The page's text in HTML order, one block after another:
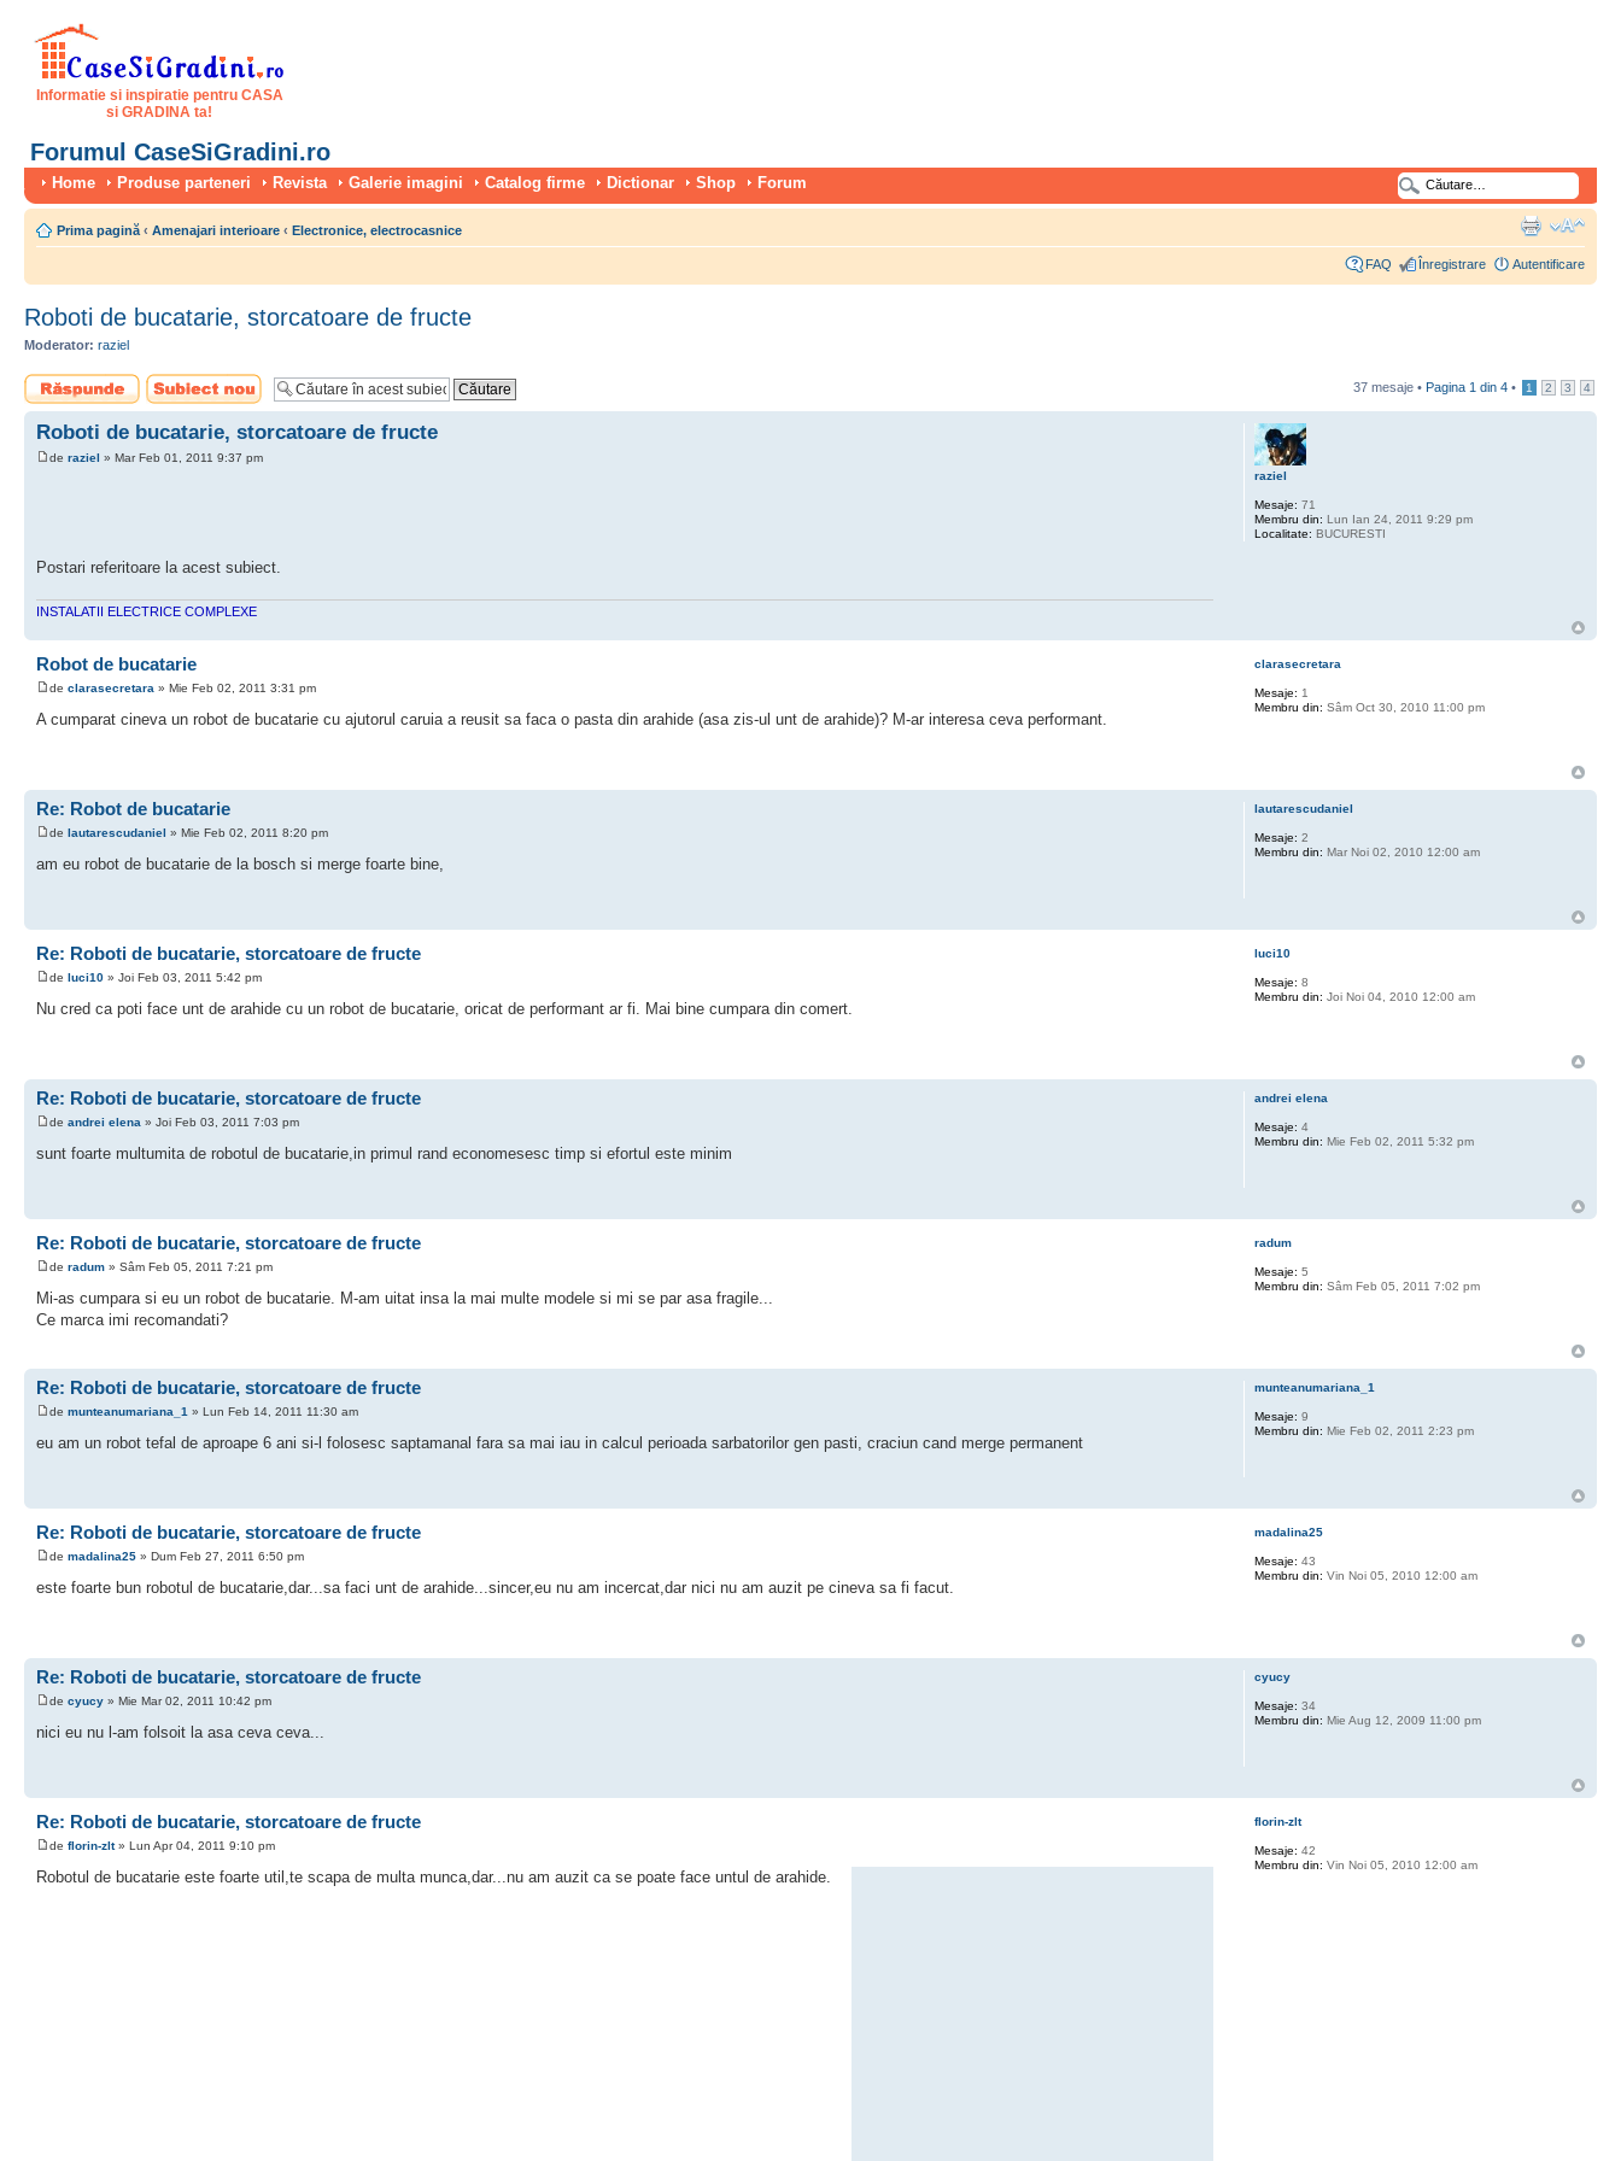
Informatie si inspiratie pentru CASA
si GRADINA ta!
Forumul CaseSiGradini.ro
Home Produse parteneri Revista Galerie imagini Catalog firme Dictionar Shop Forum
Prima pagină ‹ Amenajari interioare ‹ Electronice, electrocasnice
FAQ Înregistrare Autentificare
Roboti de bucatarie, storcatoare de fructe
Moderator: raziel
Scrie un răspuns
Scrie un subiect
nou
37 mesaje • Pagina 1 din 4 • 1 2 3 4
Roboti de bucatarie, storcatoare de fructe
de raziel » Mar Feb 01, 2011 9:37 pm
Postari referitoare la acest subiect.
INSTALATII ELECTRICE COMPLEXE
raziel
Mesaje: 71
Membru din: Lun Ian 24, 2011 9:29 pm
Localitate: BUCURESTI
Robot de bucatarie
de clarasecretara » Mie Feb 02, 2011 3:31 pm
A cumparat cineva un robot de bucatarie cu ajutorul caruia a reusit sa faca o pasta din arahide (asa zis-ul unt de arahide)? M-ar interesa ceva performant.
clarasecretara
Mesaje: 1
Membru din: Sâm Oct 30, 2010 11:00 pm
Re: Robot de bucatarie
de lautarescudaniel » Mie Feb 02, 2011 8:20 pm
am eu robot de bucatarie de la bosch si merge foarte bine,
lautarescudaniel
Mesaje: 2
Membru din: Mar Noi 02, 2010 12:00 am
Re: Roboti de bucatarie, storcatoare de fructe
de luci10 » Joi Feb 03, 2011 5:42 pm
Nu cred ca poti face unt de arahide cu un robot de bucatarie, oricat de performant ar fi. Mai bine cumpara din comert.
luci10
Mesaje: 8
Membru din: Joi Noi 04, 2010 12:00 am
Re: Roboti de bucatarie, storcatoare de fructe
de andrei elena » Joi Feb 03, 2011 7:03 pm
sunt foarte multumita de robotul de bucatarie,in primul rand economesesc timp si efortul este minim
andrei elena
Mesaje: 4
Membru din: Mie Feb 02, 2011 5:32 pm
Re: Roboti de bucatarie, storcatoare de fructe
de radum » Sâm Feb 05, 2011 7:21 pm
Mi-as cumpara si eu un robot de bucatarie. M-am uitat insa la mai multe modele si mi se par asa fragile...
Ce marca imi recomandati?
radum
Mesaje: 5
Membru din: Sâm Feb 05, 2011 7:02 pm
Re: Roboti de bucatarie, storcatoare de fructe
de munteanumariana_1 » Lun Feb 14, 2011 11:30 am
eu am un robot tefal de aproape 6 ani si-l folosesc saptamanal fara sa mai iau in calcul perioada sarbatorilor gen pasti, craciun cand merge permanent
munteanumariana_1
Mesaje: 9
Membru din: Mie Feb 02, 2011 2:23 pm
Re: Roboti de bucatarie, storcatoare de fructe
de madalina25 » Dum Feb 27, 2011 6:50 pm
este foarte bun robotul de bucatarie,dar...sa faci unt de arahide...sincer,eu nu am incercat,dar nici nu am auzit pe cineva sa fi facut.
madalina25
Mesaje: 43
Membru din: Vin Noi 05, 2010 12:00 am
Re: Roboti de bucatarie, storcatoare de fructe
de cyucy » Mie Mar 02, 2011 10:42 pm
nici eu nu l-am folsoit la asa ceva ceva...
cyucy
Mesaje: 34
Membru din: Mie Aug 12, 2009 11:00 pm
Re: Roboti de bucatarie, storcatoare de fructe
de florin-zlt» Lun Apr 04, 2011 9:10 pm
Robotul de bucatarie este foarte util,te scapa de multa munca,dar...nu am auzit ca se poate face untul de arahide.
florin-zlt
Mesaje: 42
Membru din: Vin Noi 05, 2010 12:00 am